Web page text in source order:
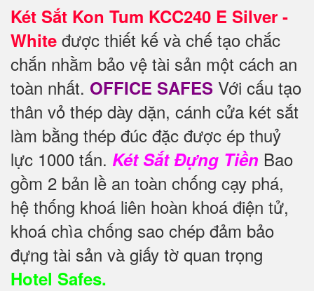
Két Sắt Kon Tum KCC240 E Silver -
White được thiết kế và chế tạo chắc
chắn nhằm bảo vệ tài sản một cách an
toàn nhất. OFFICE SAFES Với cấu tạo
thân vỏ thép dày dặn, cánh cửa két sắt
làm bằng thép đúc đặc được ép thuỷ
lực 1000 tấn. Két Sắt Đựng Tiền Bao
gồm 2 bản lề an toàn chống cạy phá,
hệ thống khoá liên hoàn khoá điện tử,
khoá chìa chống sao chép đảm bảo
đựng tài sản và giấy tờ quan trọng
Hotel Safes.